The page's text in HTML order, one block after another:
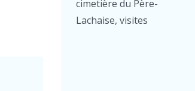
cimetière du Père-
Lachaise,visites